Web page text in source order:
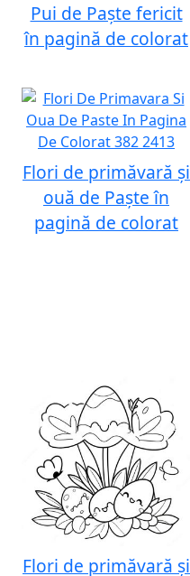
Pui de Paște fericit
în pagină de colorat
Flori de primăvară și
ouă de Paște în
pagină de colorat
Flori de primăvară și